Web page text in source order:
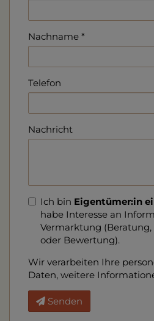
Nachname
Telefon
Nachricht
Ich bin Eigentümer:in
habe Interesse an
Vermarktung
oder Bewertung).
Wir verarbeiten Ihre
Daten, weitere
Senden